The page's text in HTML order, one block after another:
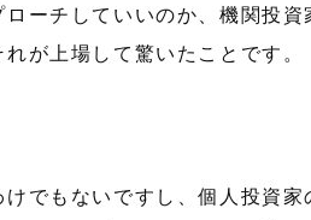
ーチしていいのか、機関投
が上場して驚いたことです。
でもないですし、個人投資